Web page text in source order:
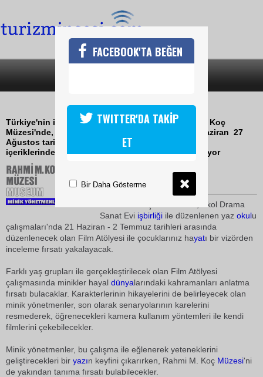
YAZ OKULU ÇALIŞMALARI
Türkiye'nin ilk ve tek sanayi müzesi olan Rahmi M. Koç
Müzesi'nde, Ekol Drama Sanat Evi işbirliği ile 21 Haziran  27
Ağustos tarihleri arasında, birbirinden farklı eğitim
içeriklerinden oluşan YAZ OKULU çalışmaları başlıyor
TURİZMİN SESİ
'nde, Ekol Drama
Sanat Evi işbirliği ile düzenlenen yaz okulu
çalışmaları'nda 21 Haziran - 2 Temmuz tarihleri arasında
düzenlenecek olan Film Atölyesi ile çocuklarınız hayatı bir vizörden
inceleme fırsatı yakalayacak.
Farklı yaş grupları ile gerçekleştirilecek olan Film Atölyesi
çalışmasında minikler hayal dünyalarındaki kahramanları anlatma
fırsatı bulacaklar. Karakterlerinin hikayelerini de belirleyecek olan
minik yönetmenler, son olarak senaryolarının karelerini
resmederek, öğrenecekleri kamera kullanım yöntemleri ile kendi
filmlerini çekebilecekler.
Minik yönetmenler, bu çalışma ile eğlenerek yeteneklerini
geliştirecekleri bir yazın keyfini çıkarırken, Rahmi M. Koç Müzesi'ni
de yakından tanıma fırsatı bulabilecekler.
FACEBOOK'TA BEĞEN
TWITTER'DA TAKİP
ET
Bir Daha Gösterme